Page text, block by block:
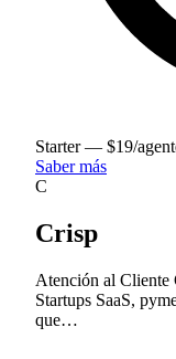
Starter — $19/
Saber más
C
Crisp
Atención al Cliente
Startups SaaS,
que…